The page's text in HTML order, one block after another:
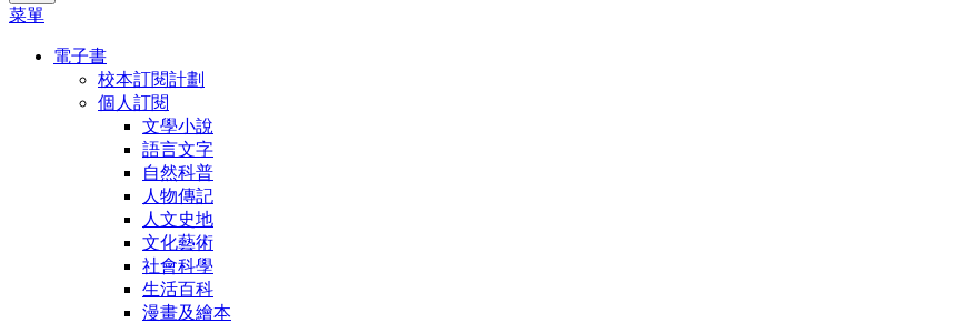
菜單
電子書
校本訂閱計劃
個人訂閱
文學小說
語言文字
自然科普
人物傳記
人文史地
文化藝術
社會科學
生活百科
漫畫及繪本